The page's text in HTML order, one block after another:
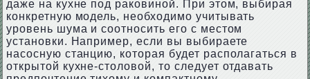
даже на кухне под раковиной. При этом, выбирая
конкретную модель, необходимо учитывать
уровень шума и соотносить его с местом
установки. Например, если вы выбираете
насосную станцию, которая будет располагаться в
открытой кухне-столовой, то следует отдавать